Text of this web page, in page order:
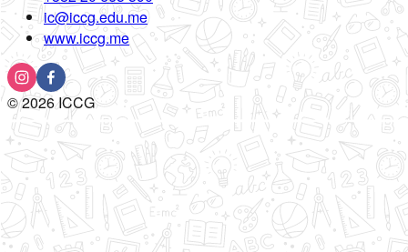
ic@iccg.edu.me
www.iccg.me
©2026ICCG